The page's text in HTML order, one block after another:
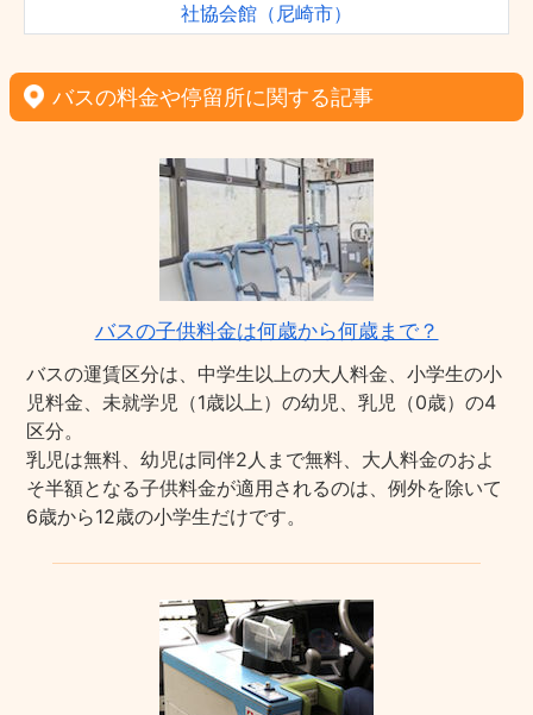
社協会館（尼崎市）
バスの料金や停留所に関する記事
バスの子供料金は何歳から何歳まで？
バスの運賃区分は、中学生以上の大人料金、小学生の小
児料金、未就学児（1歳以上）の幼児、乳児（0歳）の4
区分。
乳児は無料、幼児は同伴2人まで無料、大人料金のおよ
そ半額となる子供料金が適用されるのは、例外を除いて
6歳から12歳の小学生だけです。